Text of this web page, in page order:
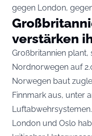
gegen London,
verstärken
Großbritannien plant,
Nordnorwegen auf
Norwegen baut
Finnmark aus, unter
Luftabwehrsystemen.
London und Oslo